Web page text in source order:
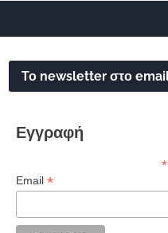
Το newsletter στο
Εγγραφή
*
Email *